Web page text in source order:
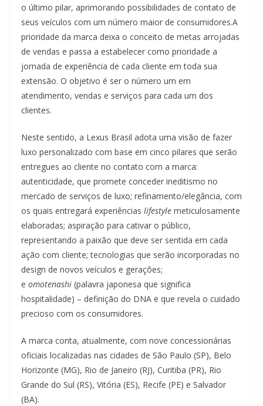
o último pilar, aprimorando possibilidades de contato de
seus veículos com um número maior de consumidores.A
prioridade da marca deixa o conceito de metas arrojadas
de vendas e passa a estabelecer como prioridade a
jornada de experiência de cada cliente em toda sua
extensão. O objetivo é ser o número um em
atendimento, vendas e serviços para cada um dos
clientes.
Neste sentido, a Lexus Brasil adota uma visão de fazer
luxo personalizado com base em cinco pilares que serão
entregues ao cliente no contato com a marca:
autenticidade, que promete conceder ineditismo no
mercado de serviços de luxo; refinamento/elegância, com
os quais entregará experiências lifestyle meticulosamente
elaboradas; aspiração para cativar o público,
representando a paixão que deve ser sentida em cada
ação com cliente; tecnologias que serão incorporadas no
design de novos veículos e gerações;
e omotenashi (palavra japonesa que significa
hospitalidade) – definição do DNA e que revela o cuidado
precioso com os consumidores.
A marca conta, atualmente, com nove concessionárias
oficiais localizadas nas cidades de São Paulo (SP), Belo
Horizonte (MG), Rio de Janeiro (RJ), Curitiba (PR), Rio
Grande do Sul (RS), Vitória (ES), Recife (PE) e Salvador
(BA).